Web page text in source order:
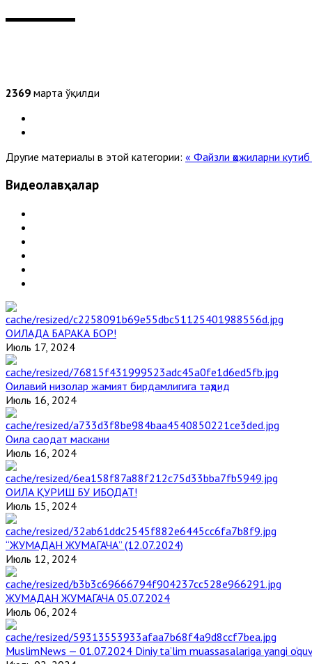
2369 марта ўқилди
Другие материалы в этой категории: « Файзли ҳожиларни
Видеолавҳалар
ОИЛАДА БАРАКА БОР!
Июль 17, 2024
Оилавий низолар жамият бирдамлигига таҳдид
Июль 16, 2024
Оила саодат маскани
Июль 16, 2024
ОИЛА ҚУРИШ БУ ИБОДАТ!
Июль 15, 2024
“ЖУМАДАН ЖУМАГАЧА” (12.07.2024)
Июль 12, 2024
ЖУМАДАН ЖУМАГАЧА 05.07.2024
Июль 06, 2024
MuslimNews — 01.07.2024 Diniy ta’lim muassasalariga yangi